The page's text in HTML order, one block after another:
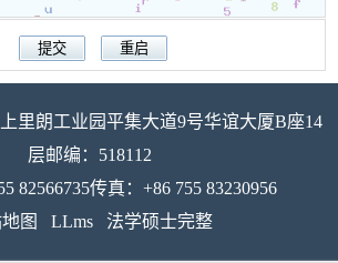
里朗工业园平集大道9号华谊大厦B座14
层邮编：518112
82566735传真：+86 755 83230956
图
LLms 法学硕士完整